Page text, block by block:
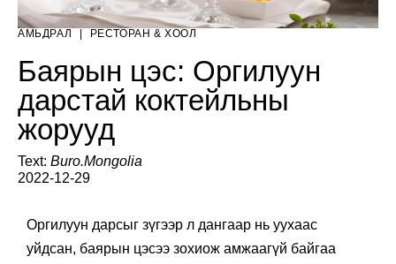
АМЬДРАЛ РЕСТОРАН & ХООЛ
Баярын цэс: Оргилуун
дарстай коктейльны
жорууд
Text: Buro.Mongolia
2022-12-29
Оргилуун дарсыг зүгээр л дангаар нь уухаас
уйдсан, баярын цэсээ зохиож амжаагүй байгаа